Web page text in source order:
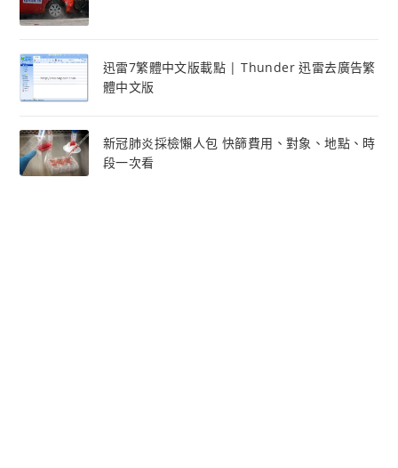
迅雷7繁體中文版載點 | Thunder 迅雷去廣告繁
體中文版
新冠肺炎採檢懶人包 快篩費用、對象、地點、時
段一次看